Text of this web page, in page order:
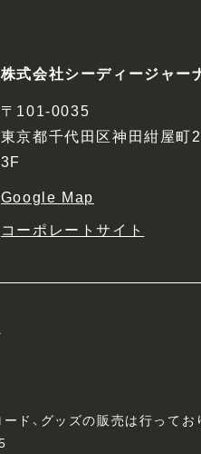
株式会社シーディージャー
〒101-0035
東京都千代田区神田紺屋町
3F
Google Map
コーポレートサイト
ド、グッズの販売は行ってお